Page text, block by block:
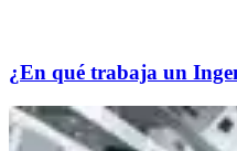
¿En qué trabaja un